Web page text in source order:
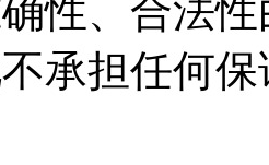
性、合法
承担任何